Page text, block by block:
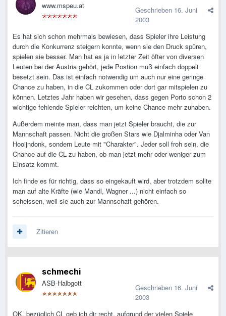
www.mspeu.at Geschrieben 16. Juni
2003
Es hat sich schon mehrmals bewiesen, dass Spieler ihre Leistung
durch die Konkurrenz steigern konnte, wenn sie den Druck spüren,
spielen sie besser. Man hat es ja in letzter Zeit öfter von diversen
Leuten bei der Austria gehört, jede Postion muß einfach doppelt
besetzt sein. Das ist einfach notwendig um auch nur eine geringe
Chance zu haben, in die CL zukommen oder dort gar mitspielen zu
können. Letztes Jahr haben wir gesehen, dass gegen Porto schon 2
wichtige fehlende Spieler reichten, um keine Chance mehr zuhaben.
Außerdem meinte man, dass man jetzt Spieler braucht, die zur
Mannschaft passen. Nicht die großen Stars wie Djalminha oder Van
Hooijndonk, sondern Leute mit "Charakter". Jeder soll froh sein, die
Chance auf die CL zu haben, ob man jetzt mehr oder weniger zum
Einsatz kommt.
Ich finde es für richtig, dass so eingekauft wird, aber trotzdem sollte
man auf alte Kräfte (wie Mandl, Wagner ...) nicht einfach so
scheissen, weil sie auch zur Mannschaft gehören.
Zitieren
schmechi
ASB-Halbgott Geschrieben 16. Juni
2003
OK, bezüglich CL geb ich dir recht, aufgrund der vielen Spiele